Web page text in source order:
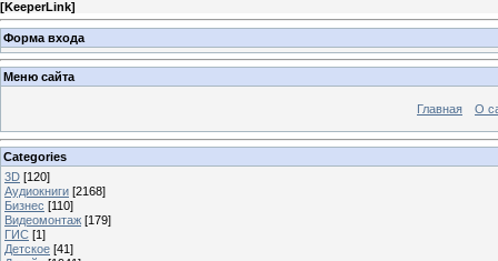
[KeeperLink]
Форма входа
Меню сайта
Главная О
Categories
3D [120]
Аудиокниги [2168]
Бизнес [110]
Видеомонтаж [179]
ГИС [1]
Детское [41]